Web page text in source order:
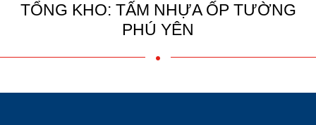
TỔNG KHO: TẤM NHỰA ỐP TƯỜNG
PHÚ YÊN